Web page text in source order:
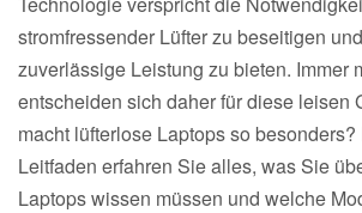
stromfressender Lüfter zu beseitigen
zuverlässige Leistung zu bieten. Immer
entscheiden sich daher für diese leisen
macht lüfterlose Laptops so
Leitfaden erfahren Sie alles, was Sie
Laptops wissen müssen und welche